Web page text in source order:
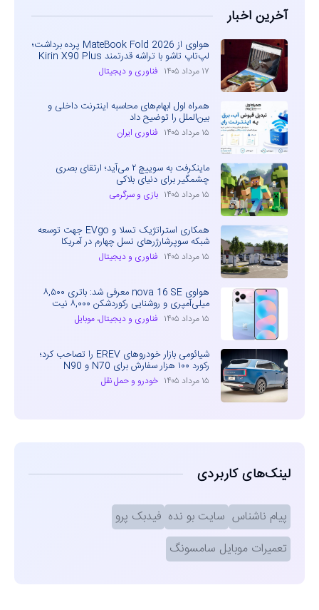
آخرین اخبار
هواوی از MateBook Fold 2026 پرده برداشت؛
لپ‌تاپ تاشو با تراشه قدرتمند Kirin X90 Plus
۱۷ مرداد ۱۴۰۵ فناوری و دیجیتال
همراه اول ابهام‌های محاسبه اینترنت داخلی و
بین‌الملل را توضیح داد
۱۵ مرداد ۱۴۰۵ فناوری ایران
ماینکرفت به سوییچ ۲ می‌آید؛ ارتقای بصری
چشمگیر برای دنیای بلاکی
۱۵ مرداد ۱۴۰۵ بازی و سرگرمی
همکاری استراتژیک تسلا و EVgo جهت توسعه
شبکه سوپرشارژرهای نسل چهارم در آمریکا
۱۵ مرداد ۱۴۰۵ فناوری و دیجیتال
هواوی nova 16 SE معرفی شد: باتری ۸,۵۰۰
میلی‌آمپری و روشنایی رکوردشکن ۸,۰۰۰ نیت
۱۵ مرداد ۱۴۰۵ فناوری و دیجیتال، موبایل
شیائومی بازار خودروهای EREV را تصاحب کرد؛
رکورد ۱۰۰ هزار سفارش برای N70 و N90
۱۵ مرداد ۱۴۰۵ خودرو و حمل نقل
لینک‌های کاربردی
پیام ناشناس سایت بو نده فیدبک پرو
تعمیرات موبایل سامسونگ